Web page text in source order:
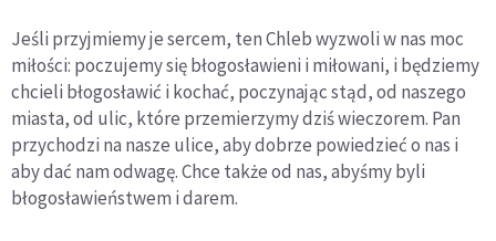
Jeśli przyjmiemy je sercem, ten Chleb wyzwoli w nas moc
miłości: poczujemy się błogosławieni i miłowani, i będziemy
chcieli błogosławić i kochać, poczynając stąd, od naszego
miasta, od ulic, które przemierzymy dziś wieczorem. Pan
przychodzi na nasze ulice, aby dobrze powiedzieć o nas i
aby dać nam odwagę. Chce także od nas, abyśmy byli
błogosławieństwem i darem.